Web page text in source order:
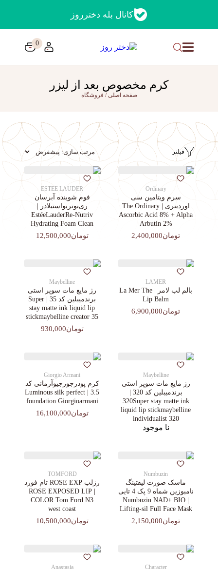
کانال بله دخترروز
0
کرم مخصوص بعد از لیزر
صفحه اصلی/ فروشگاه
فیلتر
Ordinary
سرم ویتامین سی
اوردینری | The Ordinary
Ascorbic Acid 8% + Alpha
Arbutin 2%
تومان2,400,000
ESTEE LAUDER
فوم شوینده آبرسان
ری‌نوتریواستیلادر |
EstéeLauderRe-Nutriv
Hydrating Foam Clean
تومان12,500,000
LAMER
بالم لب لامر | La Mer The
Lip Balm
تومان6,900,000
Maybelline
رژ مایع مات سوپر استی‌
برندمیبلین کد 35 | Super
stay matte ink liquid lip
stickmaybelline creator 35
تومان930,000
Maybelline
رژ مایع مات سوپر استی‌
320Super stay matte ink
liquid lip stickmaybelline
individualist 320
نا موجود
Giorgio Armani
کرم پودرجورجیوآرمانی کد
3.5 | Luminous silk perfect
foundation Giorgioarmani
تومان16,100,000
Numbuzin
ماسک صورت لیفتینگ
نامبوزین شماه 9 پک 4 تایی
| Numbuzin NAD+ BIO
Lifting-sil Full Face Mask
تومان2,150,000
TOMFORD
رژلب ROSE EXP تام فورد
| ROSE EXPOSED LIP
COLOR Tom Ford N3
west coast
تومان10,500,000
Character
Anastasia